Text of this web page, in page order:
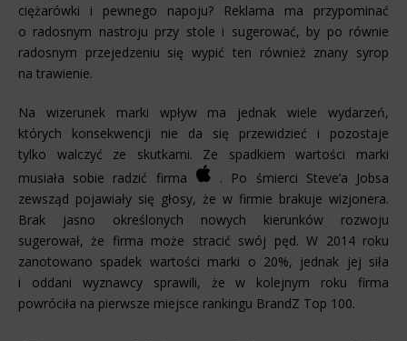
ciężarówki i pewnego napoju? Reklama ma przypominać
o radosnym nastroju przy stole i sugerować, by po równie
radosnym przejedzeniu się wypić ten również znany syrop
na trawienie.
Na wizerunek marki wpływ ma jednak wiele wydarzeń,
których konsekwencji nie da się przewidzieć i pozostaje
tylko walczyć ze skutkami. Ze spadkiem wartości marki
musiała sobie radzić firma
. Po śmierci Steve’a Jobsa
zewsząd pojawiały się głosy, że w firmie brakuje wizjonera.
Brak jasno określonych nowych kierunków rozwoju
sugerował, że firma może stracić swój pęd. W 2014 roku
zanotowano spadek wartości marki o 20%, jednak jej siła
i oddani wyznawcy sprawili, że w kolejnym roku firma
powróciła na pierwsze miejsce rankingu BrandZ Top 100.